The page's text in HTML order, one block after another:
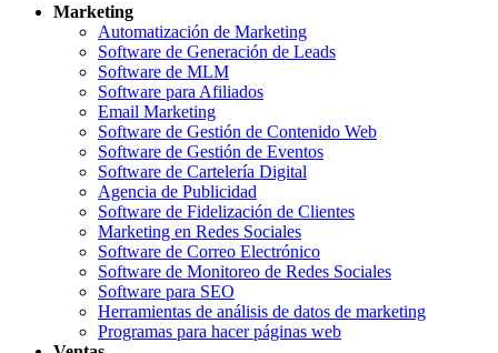
Marketing
Automatización de Marketing
Software de Generación de Leads
Software de MLM
Software para Afiliados
Email Marketing
Software de Gestión de Contenido Web
Software de Gestión de Eventos
Software de Cartelería Digital
Agencia de Publicidad
Software de Fidelización de Clientes
Marketing en Redes Sociales
Software de Correo Electrónico
Software de Monitoreo de Redes Sociales
Software para SEO
Herramientas de análisis de datos de marketing
Programas para hacer páginas web